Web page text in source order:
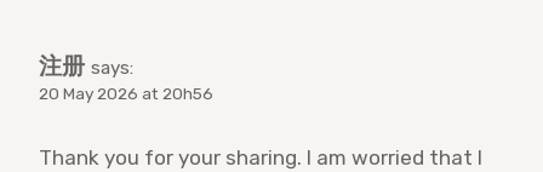
注册 says:
20 May 2026 at 20h56
Thank you for your sharing. I am worried that I